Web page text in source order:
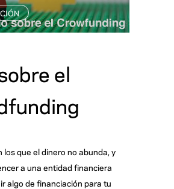
el
los que el dinero no abunda, y
a una entidad financiera
algo de financiación para tu